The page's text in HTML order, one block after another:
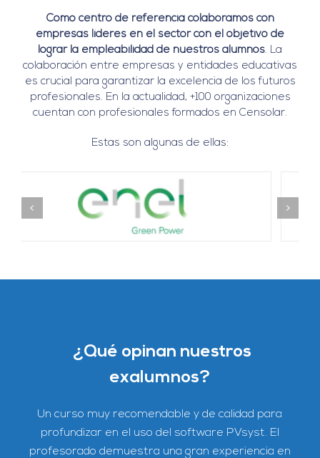
Como centro de referencia colaboramos con
empresas líderes en el sector con el objetivo de
lograr la empleabilidad de nuestros alumnos. La
colaboración entre empresas y entidades educativas
es crucial para garantizar la excelencia de los futuros
profesionales. En la actualidad, +100 organizaciones
cuentan con profesionales formados en Censolar.
Estas son algunas de ellas:
¿Qué opinan nuestros
exalumnos?
Uncurso muy recomendable y decalidad para
profundizar en el uso del software PVsyst. El
profesorado demuestra una gran experiencia en